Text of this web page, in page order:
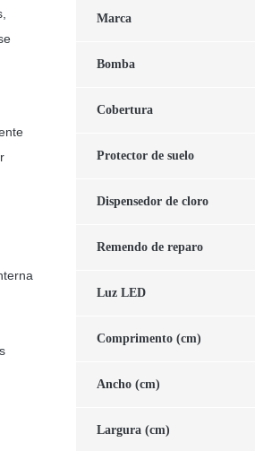
Marca
Bomba
Cobertura
Protector de suelo
Dispensedor de cloro
Remendo de reparo
Luz LED
Comprimento (cm)
Ancho (cm)
Largura (cm)